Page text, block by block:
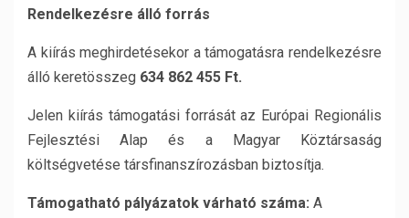
Rendelkezésre álló forrás
A kiírás meghirdetésekor a támogatásra rendelkezésre
álló keretösszeg 634 862 455 Ft.
Jelen kiírás támogatási forrását az Európai Regionális
Fejlesztési Alap és a Magyar Köztársaság
költségvetése társfinanszírozásban biztosítja.
Támogatható pályázatok várható száma: A